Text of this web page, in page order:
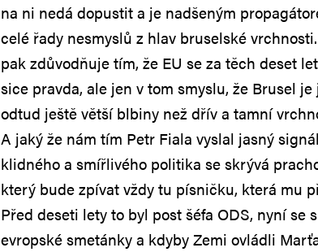
na ni nedá dopustit a je nadšeným
celé řady nesmyslů z hlav bruselské
pak zdůvodňuje tím, že EU se za těch deset
sice pravda, ale jen v tom smyslu, že Brusel
odtud ještě větší blbiny než dřív a tamní
A jaký že nám tím Petr Fiala vyslal jasný
klidného a smířlivého politika se skrývá
který bude zpívat vždy tu písničku, která mu
Před deseti lety to byl post šéfa ODS, nyní se
evropské smetánky a kdyby Zemi ovládli